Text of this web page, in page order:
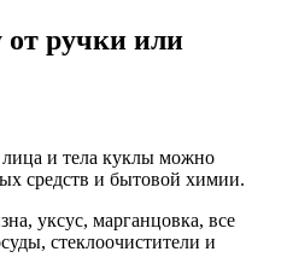
ручки или
и тела куклы можно
средств и бытовой химии.
уксус, марганцовка, все
стеклоочистители и